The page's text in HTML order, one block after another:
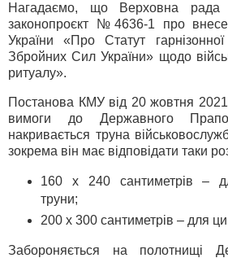
Нагадаємо, що Верховна рада
законопроєкт №4636-1 про
України «Про Статут
Збройних Сил України» щодо
ритуалу».
Постанова КМУ від 20 жовтня
вимоги до Державного
накривається труна
зокрема він має відповідати таки
160 х 240 сантиметрів –
труни;
200 х 300 сантиметрів – для
Забороняється на полотнищі